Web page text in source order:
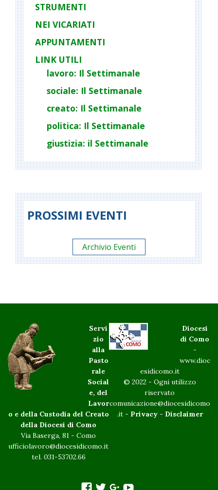
STRUMENTI
NEI VICARIATI
APPUNTAMENTI
LINK UTILI
lavoro: Il Settimanale
sociale: Il Settimanale
creato: Il Settimanale
politica: Il Settimanale
giustizia: il Settimanale
PROSSIMI EVENTI
Archivio Eventi
Servi
zio
alla
Pasto
rale
Social
e, del
Lavor
o e della Custodia del Creato
della Diocesi di Como
Via Baserga, 81 - Como
ufficiolavoro@diocesidicomo.it
tel. 031-53702.66
Diocesi
di Como
-
www.dioc
esidicomo.it
© 2022 - Ogni utilizzo
riservato
comunicazione@diocesidicomo
.it - Privacy- Disclaimer